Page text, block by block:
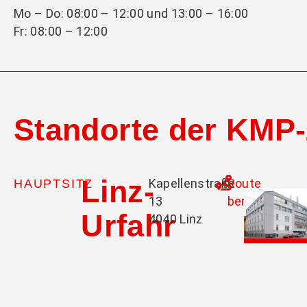
Mo – Do: 08:00 – 12:00 und 13:00 – 16:00
Fr: 08:00 – 12:00
Standorte der
HAUPTSITZLinz-
Urfahr
Kapellenstraße
13
4040 Linz
Route
berechnen